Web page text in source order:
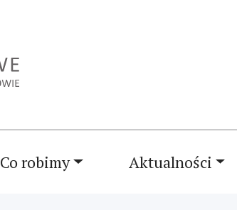
Co robimy Aktualności